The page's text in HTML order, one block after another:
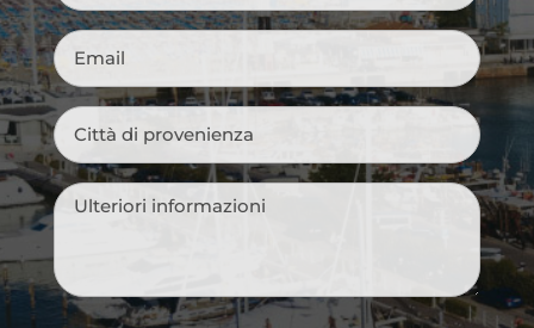
Email
Città
di
provenienza*
Messaggio